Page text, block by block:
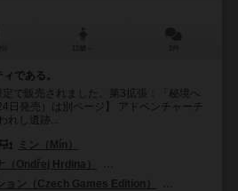
である。
定で販売されました。第3拡張：「秘境へ
日発売）は別ページ】 アドベンチャーチ
れし遺跡...
ミン（Mín）
（Ondřej Hrdina）
ョン（Czech Games Edition）